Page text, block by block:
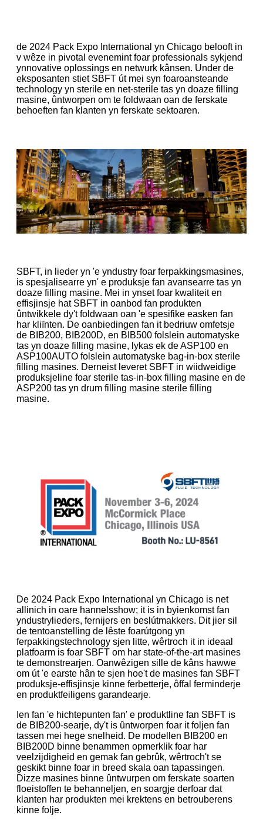
de 2024 Pack Expo International yn Chicago belooft in
v wêze in pivotal evenemint foar professionals sykjend
ynnovative oplossings en netwurk kânsen. Under de
eksposanten stiet SBFT út mei syn foaroansteande
technology yn sterile en net-sterile tas yn doaze filling
masine, ûntworpen om te foldwaan oan de ferskate
behoeften fan klanten yn ferskate sektoaren.
SBFT, in lieder yn 'e yndustry foar ferpakkingsmasines,
is spesjalisearre yn' e produksje fan avansearre tas yn
doaze filling masine. Mei in ynset foar kwaliteit en
effisjinsje hat SBFT in oanbod fan produkten
ûntwikkele dy't foldwaan oan 'e spesifike easken fan
har kliïnten. De oanbiedingen fan it bedriuw omfetsje
de BIB200, BIB200D, en BIB500 folslein automatyske
tas yn doaze filling masine, lykas ek de ASP100 en
ASP100AUTO folslein automatyske bag-in-box sterile
filling masines. Derneist leveret SBFT in wiidweidige
produksjeline foar sterile tas-in-box filling masine en de
ASP200 tas yn drum filling masine sterile filling
masine.
De 2024 Pack Expo International yn Chicago is net
allinich in oare hannelsshow; it is in byienkomst fan
yndustrylieders, fernijers en beslútmakkers. Dit jier sil
de tentoanstelling de lêste foarútgong yn
ferpakkingstechnology sjen litte, wêrtroch it in ideaal
platfoarm is foar SBFT om har state-of-the-art masines
te demonstrearjen. Oanwêzigen sille de kâns hawwe
om út 'e earste hân te sjen hoe't de masines fan SBFT
produksje-effisjinsje kinne ferbetterje, ôffal ferminderje
en produktfeiligens garandearje.
Ien fan 'e hichtepunten fan' e produktline fan SBFT is
de BIB200-searje, dy't is ûntworpen foar it foljen fan
tassen mei hege snelheid. De modellen BIB200 en
BIB200D binne benammen opmerklik foar har
veelzijdigheid en gemak fan gebrûk, wêrtroch't se
geskikt binne foar in breed skala oan tapassingen.
Dizze masines binne ûntwurpen om ferskate soarten
floeistoffen te behanneljen, en soargje derfoar dat
klanten har produkten mei krektens en betrouberens
kinne folje.